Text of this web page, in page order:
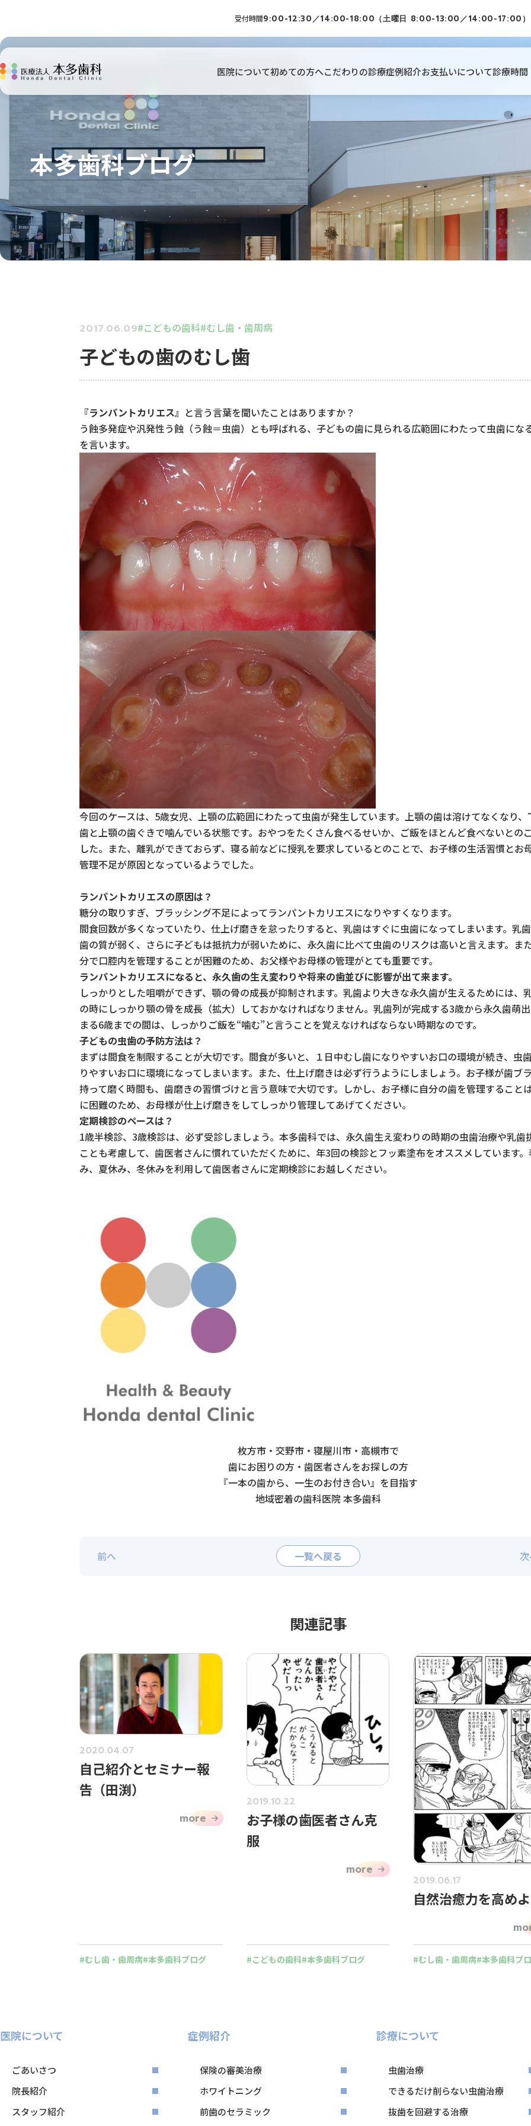
受付時間9:00-12:30／14:00-18:00（土曜日 8:00-13:00／14:00-17:00）
医院について初めての方へこだわりの診療症例紹介お支払いについて診療時間
本多歯科ブログ
2017.06.09 こどもの歯科 むし歯・歯周病
子どもの歯のむし歯
『ランパントカリエス』 と言う言葉を聞いたことはありますか？
う蝕多発症や汎発性う蝕（う蝕＝虫歯）とも呼ばれる、子どもの歯に見られる広範囲にわたって虫歯にな
を言います。
今回のケースは、5歳女児、上顎の広範囲にわたって虫歯が発生しています。上顎の歯は溶けてなくなり、
歯と上顎の歯ぐきで噛んでいる状態です。おやつをたくさん食べるせいか、ご飯をほとんど食べないとの
した。また、離乳ができておらず、寝る前などに授乳を要求しているとのことで、お子様の生活習慣とお
管理不足が原因となっているようでした。
ランパントカリエスの原因は？
糖分の取りすぎ、ブラッシング不足によってランパントカリエスになりやすくなります。
間食回数が多くなっていたり、仕上げ磨きを怠ったりすると、乳歯はすぐに虫歯になってしまいます。乳
歯の質が弱く、さらに子どもは抵抗力が弱いために、永久歯に比べて虫歯のリスクは高いと言えます。 ま
分で口腔内を管理することが困難のため、お父様やお母様の管理がとても重要です。
ランパントカリエスになると、永久歯の生え変わりや将来の歯並びに影響が出て来ます。
しっかりとした咀嚼ができず、顎の骨の成長が抑制されます。乳歯より大きな永久歯が生えるためには、
の時にしっかり顎の骨を成長（拡大）しておかなければなりません。乳歯列が完成する3歳から永久歯萌
まる6歳までの間は、しっかりご飯を“噛む”と言うことを覚えなければならない時期なのです。
子どもの虫歯の予防方法は？
まずは間食を制限することが大切です。間食が多いと、１日中むし歯になりやすいお口の環境が続き、虫
りやすいお口に環境になってしまいます。また、仕上げ磨きは必ず行うようにしましょう。お子様が歯ブ
持って磨く時間も、歯磨きの習慣づけと言う意味で大切です。しかし、お子様に自分の歯を管理すること
に困難のため、お母様が仕上げ磨きをしてしっかり管理してあげてください。
定期検診のペースは？
1歳半検診、3歳検診は、必ず受診しましょう。本多歯科では、永久歯生え変わりの時期の虫歯治療や乳歯
ことも考慮して、歯医者さんに慣れていただくために、年3回の検診とフッ素塗布をオススメしています
み、夏休み、冬休みを利用して歯医者さんに定期検診にお越しください。
枚方市・交野市・寝屋川市・高槻市で
歯にお困りの方・歯医者さんをお探しの方
『一本の歯から、一生のお付き合い』を目指す
地域密着の歯科医院 本多歯科
前へ 一覧へ戻る
関連記事
2020.04.07
自己紹介とセミナー報
告（田渕）
more
むし歯・歯周病 本多歯科ブログ
2019.10.22
お子様の歯医者さん克
服
more
こどもの歯科 本多歯科ブログ
2019.06.17
自然治癒力を高め
むし歯・歯周病 本多歯科ブ
医院について
ごあいさつ
院長紹介
スタッフ紹介
症例紹介
保険の審美治療
ホワイトニング
前歯のセラミック
診療について
虫歯治療
できるだけ削らない虫歯治療
抜歯を回避する治療